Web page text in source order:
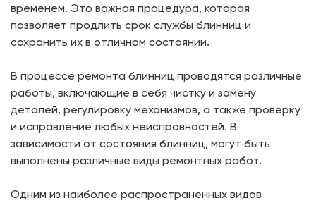
временем. Это важная процедура, которая
позволяет продлить срок службы блинниц и
сохранить их в отличном состоянии.
В процессе ремонта блинниц проводятся различные
работы, включающие в себя чистку и замену
деталей, регулировку механизмов, а также проверку
и исправление любых неисправностей. В
зависимости от состояния блинниц, могут быть
выполнены различные виды ремонтных работ.
Одним из наиболее распространенных видов